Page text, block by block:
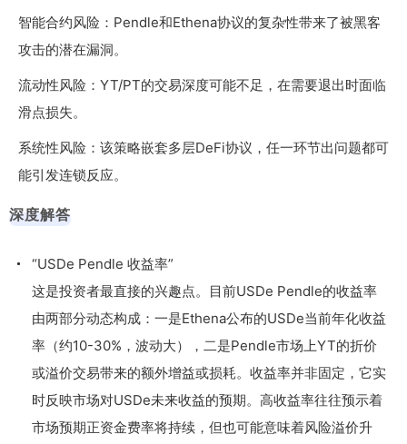
智能合约风险：Pendle和Ethena协议的复杂性带来了被黑客
攻击的潜在漏洞。
流动性风险：YT/PT的交易深度可能不足，在需要退出时面临
滑点损失。
系统性风险：该策略嵌套多层DeFi协议，任一环节出问题都可
能引发连锁反应。
深度解答
“USDe Pendle 收益率”
这是投资者最直接的兴趣点。目前USDe Pendle的收益率
由两部分动态构成：一是Ethena公布的USDe当前年化收益
率（约10-30%，波动大），二是Pendle市场上YT的折价
或溢价交易带来的额外增益或损耗。收益率并非固定，它实
时反映市场对USDe未来收益的预期。高收益率往往预示着
市场预期正资金费率将持续，但也可能意味着风险溢价升